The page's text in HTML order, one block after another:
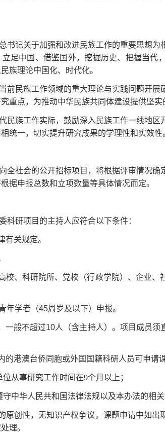
书记关于加强和改进民族工作的重要思想为
立足中国、借鉴国外，挖掘历史、把握当代
族理论中国化、时代化。
前民族工作领域的重大理论与实践问题开
重点，为推动中华民族共同体建设提供坚实
民族工作实际，鼓励深入民族工作一线地
统一，切实提升研究成果的学理性和实效性
全社会的公开招标项目，将根据评审情况确
据申报总数和立项数量等具体情况而定。
科研项目的主持人应符合以下条件：
有关规定。
校、科研院所、党校（行政学院）、企业、
年学者（45周岁及以下）申报。
一般不超过10人（含主持人）。项目成员须
的港澳台侨同胞或外国国籍科研人员可申请
从事研究工作时间在9个月以上；
中华人民共和国法律法规以及本办法的相关
原创性，无知识产权争议。课题申请中如出
理。